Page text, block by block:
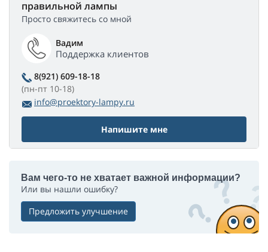
правильной лампы
Просто свяжитесь со мной
Вадим
Поддержка клиентов
8(921) 609-18-18
(пн-пт 10-18)
info@proektory-lampy.ru
Напишите мне
Вам чего-то не хватает важной информации?
Или вы нашли ошибку?
Предложить улучшение